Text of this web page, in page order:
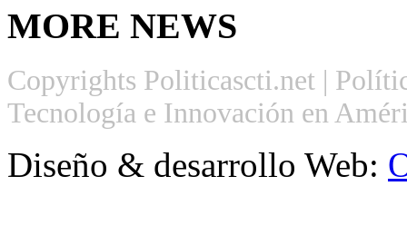
MORE NEWS
Copyrights Politicascti.net |
Tecnología e Innovación en
Diseño & desarrollo Web: